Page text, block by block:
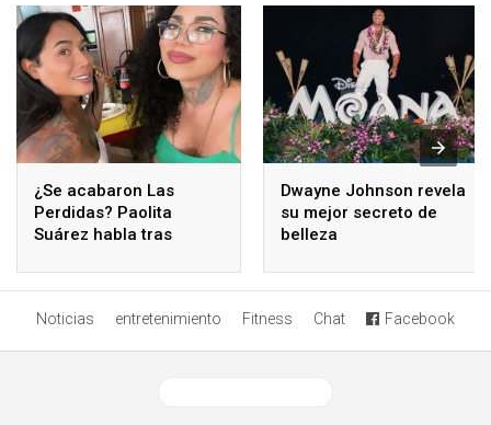
¿Se acabaron Las
Perdidas? Paolita
Suárez habla tras
de Karina Torres
Dwayne Johnson revela
su mejor secreto de
belleza
Noticias entretenimiento Fitness Chat Facebook